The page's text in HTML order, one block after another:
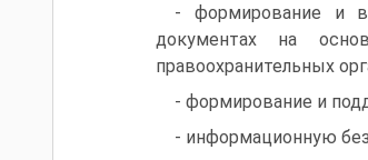
- формирование и
документах на
правоохранительных
- формирование и
- информационную